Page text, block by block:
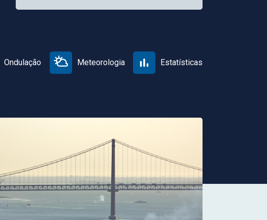
Ondulação Meteorologia Estatísticas